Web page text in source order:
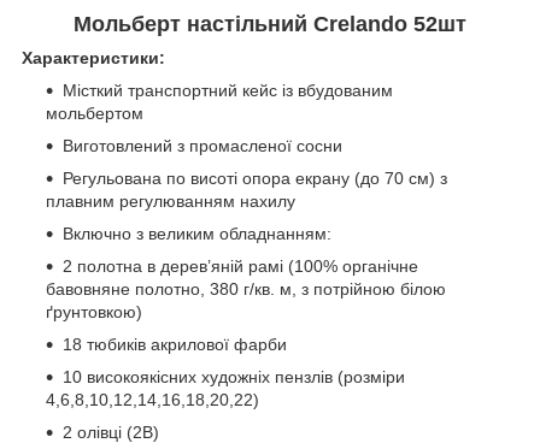
Мольберт настільний Crelando 52шт
Характеристики:
Місткий транспортний кейс із вбудованим
мольбертом
Виготовлений з промасленої сосни
Регульована по висоті опора екрану (до 70 см) з
плавним регулюванням нахилу
Включно з великим обладнанням:
2 полотна в дерев’яній рамі (100% органічне
бавовняне полотно, 380 г/кв. м, з потрійною білою
ґрунтовкою)
18 тюбиків акрилової фарби
10 високоякісних художніх пензлів (розміри
4,6,8,10,12,14,16,18,20,22)
2 олівці (2B)